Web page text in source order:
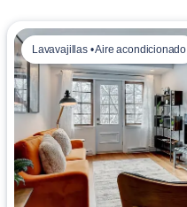
Lavavajillas • Aire acondicionado